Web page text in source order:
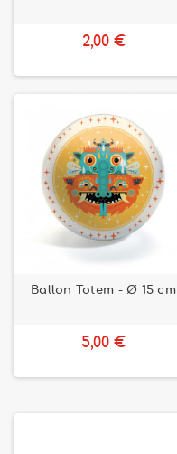
2,00 €
Ballon Totem - Ø 15 cm
5,00 €